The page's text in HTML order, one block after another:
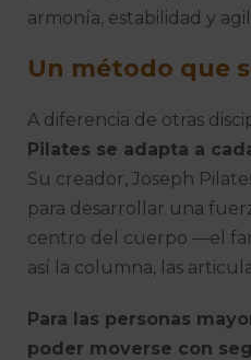
armonía, estabilidad y
Un método que
A diferencia de otras
Pilates se adapta a
Su creador, Joseph
para desarrollar una
centro del cuerpo —el
así la columna, las
Para las personas
poder moverse con